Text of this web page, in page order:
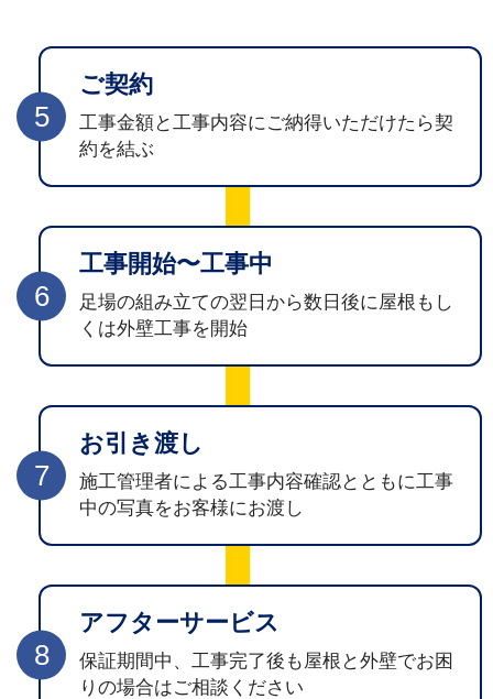
5
ご契約
工事金額と工事内容にご納得いただけたら契
約を結ぶ
6
工事開始〜工事中
足場の組み立ての翌日から数日後に屋根もし
くは外壁工事を開始
7
お引き渡し
施工管理者による工事内容確認とともに工事
中の写真をお客様にお渡し
8
アフターサービス
保証期間中、工事完了後も屋根と外壁でお困
りの場合はご相談ください